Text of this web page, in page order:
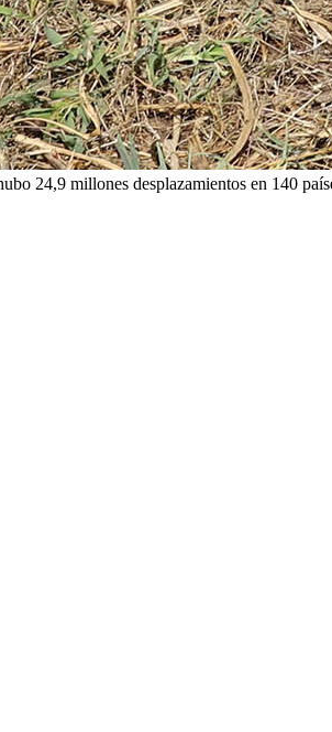
24,9 millones desplazamientos en 140